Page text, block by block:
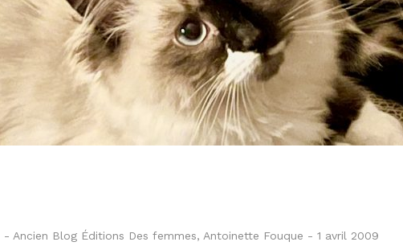
- Ancien Blog Éditions Des femmes, Antoinette Fouque - 1 avril 2009